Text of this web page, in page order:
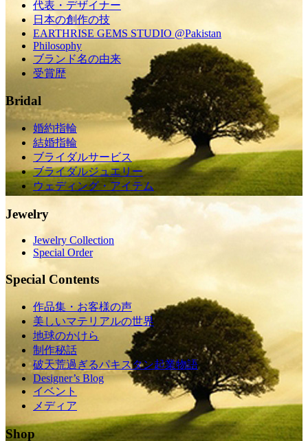
代表・デザイナー
日本の創作の技
EARTHRISE GEMS STUDIO @Pakistan
Philosophy
ブランド名の由来
受賞歴
Bridal
婚約指輪
結婚指輪
ブライダルサービス
ブライダルジュエリー
ウェディング・アイテム
Jewelry
Jewelry Collection
Special Order
Special Contents
作品集・お客様の声
美しいマテリアルの世界
地球のかけら
制作秘話
破天荒過ぎるパキスタン起業物語
Designer’s Blog
イベント
メディア
Shop